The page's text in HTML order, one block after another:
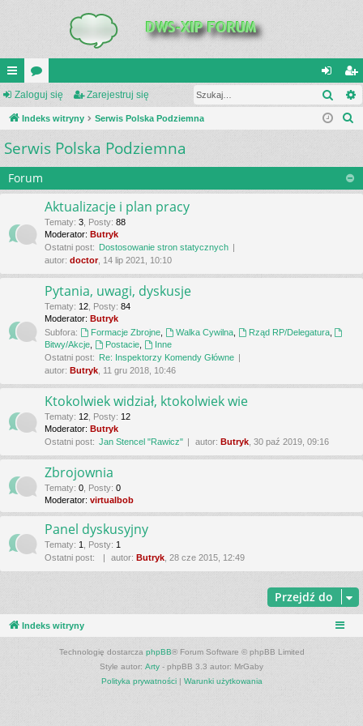
UI
C
K
_L
IN
S
or
a
al
og
si
ę
ar
ej
tru
j
Zaloguj się Zarejestruj się
Indeks witryny Serwis Polska Podziemna
a
Serwis Polska Podziemna
Forum
Aktualizacje i plan pracy
Tematy: 3 Posty: 88
Moderator: Butryk
Ostatni post: Dostosowanie stron statycznych
autor: doctor, 14 lip 2021, 10:10
Pytania, uwagi, dyskusje
Tematy: 12 Posty: 84
Moderator: Butryk
Subfora:
Formacje Zbrojne, Walka Cywilna, Rząd RP/Delegatura,
Bitwy/Akcje
Postacie,
Inne
Ostatni post: Re: Inspektorzy Komendy Główne
autor: Butryk , 11 gru 2018, 10:46
Ktokolwiek widział, ktokolwiek wie
Tematy: 12 Posty: 12
Moderator: Butryk
Ostatni post: Jan Stencel "Rawicz" autor: Butryk , 30 paź 2019, 09:16
Zbrojownia
Tematy: 0 Posty: 0
Moderator: virtualbob
Panel dyskusyjny
Tematy: 1 Posty: 1
Ostatni post:
autor: Butryk , 28 cze 2015, 12:49
Przejdź do
Indeks witryny
Technologię dostarcza phpBB® Forum Software © phpBB Limited
Style autor: Arty - phpBB 3.3 autor: MrGaby
Polityka prywatności| Warunki użytkowania